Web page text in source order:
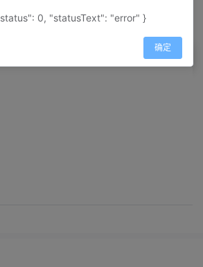
图类型-交通线路图
0, "statusText": "error" }
确定